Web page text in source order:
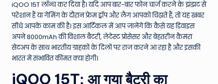
w
s
A
ro
u
iQOO 15T लॉन्च कर दिया है। यदि आप बार-बार फोन चार्ज करने के झंझट से
परेशान हैं या गेमिंग के दौरान फ्रेम ड्रॉप और लैग आपको चिढ़ातें हैं, तो यह खबर
सीधे आपके काम की है। इस आर्टिकल में आप जानेंगे कि कैसे यह डिवाइस
अपने 8000mAh की विशाल बैटरी, लेटेस्ट प्रोसेसर और बेहतरीन कैमरा
सेटअप के साथ भारतीय ग्राहकों के दिलों पर राज करने आ रहा है और इसकी
भारत में संभावित कीमत क्या होगी।
iQOO 15T: आ गया बैटरी का